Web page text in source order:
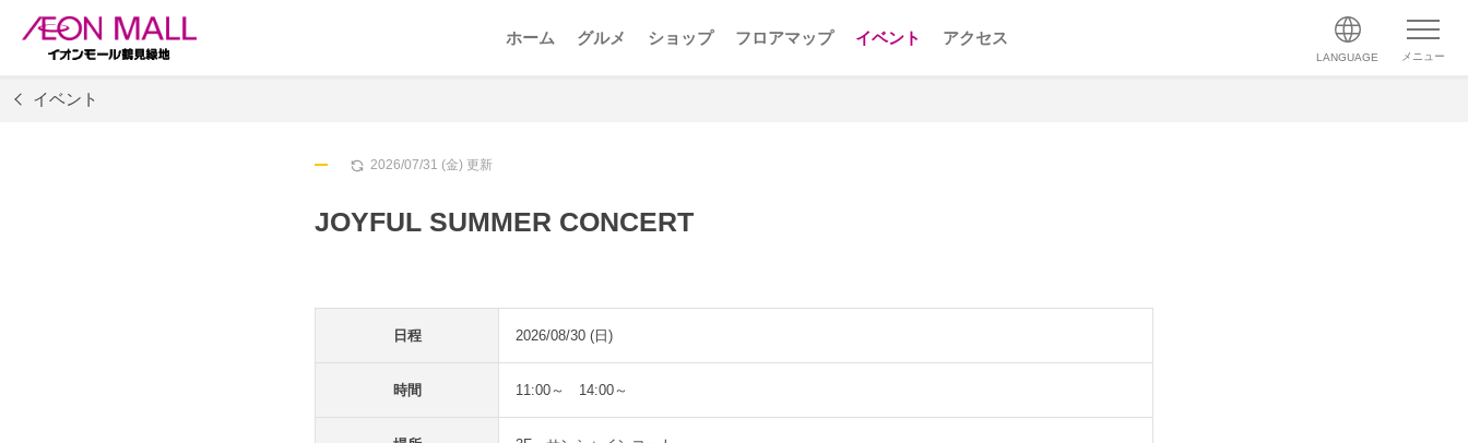
ホーム グルメ ショップ フロアマップ イベント アクセス
LANGUAGE メニュー
イベント
2026/07/31 (金) 更新
JOYFUL SUMMER CONCERT
日程 2026/08/30 (日)
時間 11:00～ 14:00～